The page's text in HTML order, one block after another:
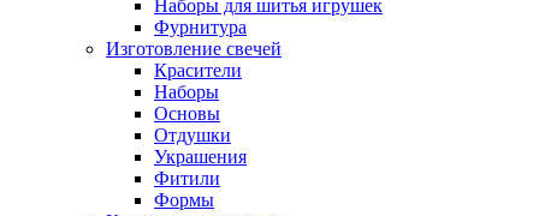
Наборы для шитья игрушек
Фурнитура
Изготовление свечей
Красители
Наборы
Основы
Отдушки
Украшения
Фитили
Формы